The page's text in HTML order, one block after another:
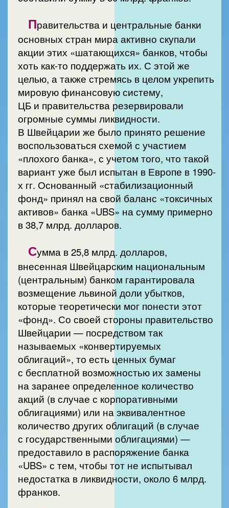
Правительства и центральные банки
основных стран мира активно скупали
акции этих «шатающихся» банков, чтобы
хоть как-то поддержать их. С этой же
целью, а также стремясь в целом укрепить
мировую финансовую систему,
ЦБ и правительства резервировали
огромные суммы ликвидности.
В Швейцарии же было принято решение
воспользоваться схемой с участием
«плохого банка», с учетом того, что такой
вариант уже был испытан в Европе в 1990-
х гг. Основанный «стабилизационный
фонд» принял на свой баланс «токсичных
активов» банка «UBS» на сумму примерно
в 38,7 млрд. долларов.
Сумма в 25,8 млрд. долларов,
внесенная Швейцарским национальным
(центральным) банком гарантировала
возмещение львиной доли убытков,
которые теоретически мог понести этот
«фонд». Со своей стороны правительство
Швейцарии — посредством так
называемых «конвертируемых
облигаций», то есть ценных бумаг
с бесплатной возможностью их замены
на заранее определенное количество
акций (в случае с корпоративными
облигациями) или на эквивалентное
количество других облигаций (в случае
с государственными облигациями) —
предоставило в распоряжение банка
«UBS» с тем, чтобы тот не испытывал
недостатка в ликвидности, около 6 млрд.
франков.